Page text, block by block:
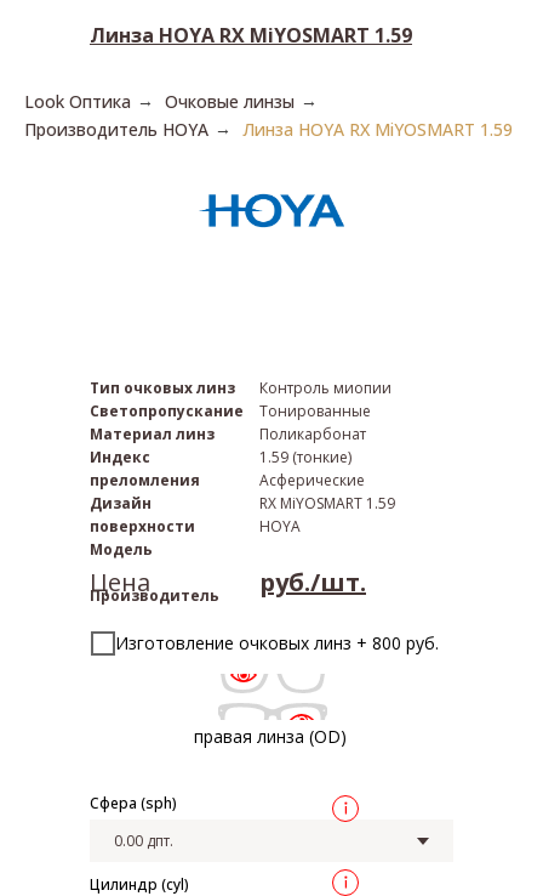
Линза HOYA RX MiYOSMART 1.59
Look Оптика → Очковые линзы →
Производитель HOYA → Линза HOYA RX MiYOSMART 1.59
Сфера (sph)
Цилиндр (cyl)
Тип очковых линз
Светопропускание
Материал линз
Индекс
преломления
Дизайн
поверхности
Модель
Производитель
Контроль миопии
Тонированные
Поликарбонат
1.59 (тонкие)
Асферические
RX MiYOSMART 1.59
HOYA
Цена руб./шт.
правая линза (OD)
Изготовление очковых линз + 800 руб.